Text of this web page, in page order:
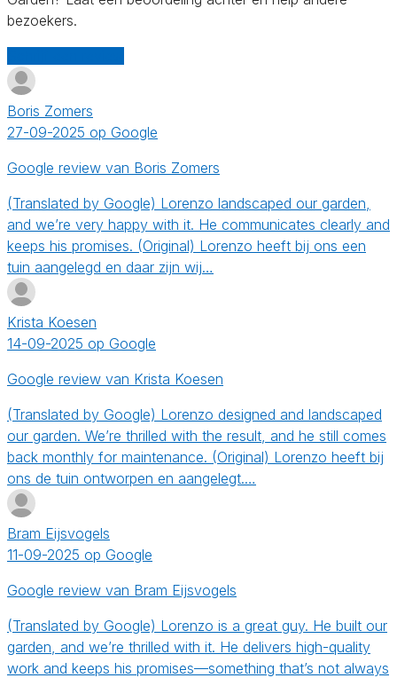
bezoekers.
Boris Zomers
27-09-2025 op Google
Google review van Boris Zomers
(Translated by Google) Lorenzo landscaped our garden,
and we’re very happy with it. He communicates clearly and
keeps his promises. (Original) Lorenzo heeft bij ons een
tuin aangelegd en daar zijn wij…
Krista Koesen
14-09-2025 op Google
Google review van Krista Koesen
(Translated by Google) Lorenzo designed and landscaped
our garden. We’re thrilled with the result, and he still comes
back monthly for maintenance. (Original) Lorenzo heeft bij
ons de tuin ontworpen en aangelegt.…
Bram Eijsvogels
11-09-2025 op Google
Google review van Bram Eijsvogels
(Translated by Google) Lorenzo is a great guy. He built our
garden, and we’re thrilled with it. He delivers high-quality
work and keeps his promises—something that’s not always